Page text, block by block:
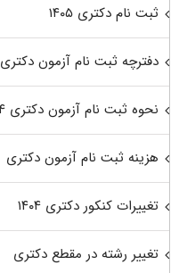
ثبت نام دکتری ۱۴۰۵
دفترچه ثبت نام آزمون دکتری ۱۴۰۴
نحوه ثبت نام آزمون دکتری ۱۴۰۴
هزینه ثبت نام آزمون دکتری
تغییرات کنکور دکتری ۱۴۰۴
تغییر رشته در مقطع دکتری